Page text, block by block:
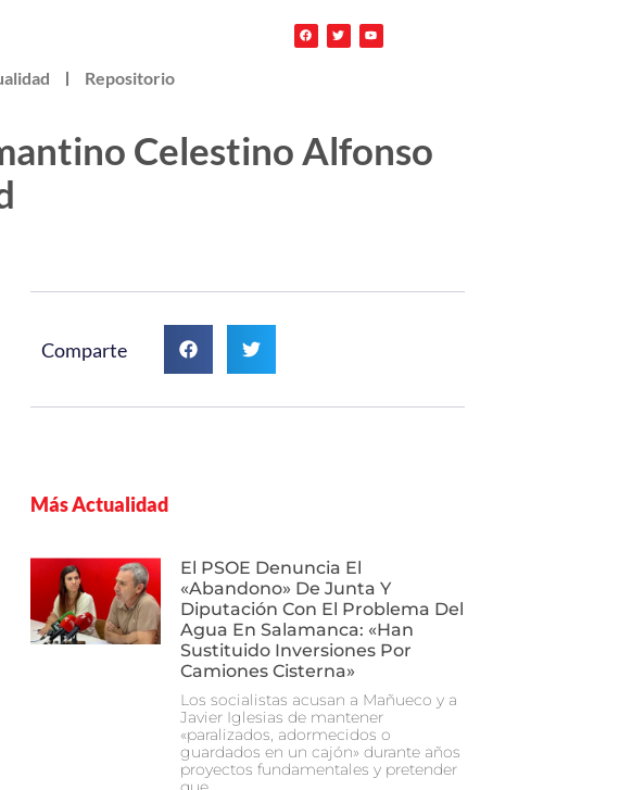
Repositorio
Celestino Alfonso
Comparte
Más Actualidad
El PSOE Denuncia El
«abandono» De Junta Y
Diputación Con El Problema Del
Agua En Salamanca: «Han
Sustituido Inversiones Por
Camiones Cisterna»
Los socialistas acusan a Mañueco y a
Javier Iglesias de mantener
«paralizados, adormecidos o
guardados en un cajón» durante años
proyectos fundamentales y pretender